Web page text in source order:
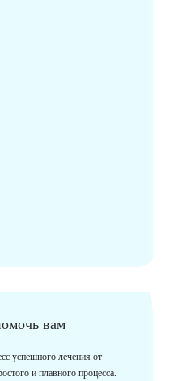
вам
успешного лечения от
и плавного процесса.